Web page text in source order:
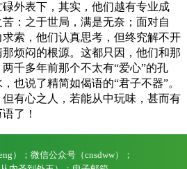
外表下，其实，他们越有专业成
：之于世局，满是无奈；面对自
索，他们认真思考，但终究解不开
烦闷的根源。这都只因，他们和那
千多年前那个不太有“爱心”的孔
也说了精简如偈语的“君子不器”。
有心之人，若能从中玩味，甚而有
了！
）；微信公众号（cnsdww）；